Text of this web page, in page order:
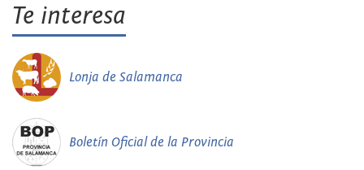
Te interesa
Lonja de Salamanca
Boletín Oficial de la Provincia